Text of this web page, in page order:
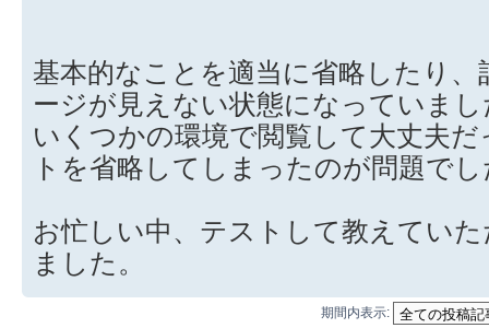
基本的なことを適当に省略したり
ージが見えない状態になっていまし
いくつかの環境で閲覧して大丈夫
トを省略してしまったのが問題で
お忙しい中、テストして教えてい
ました。
期間内表示: